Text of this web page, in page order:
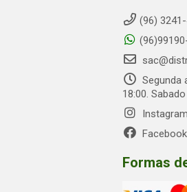
(96)
Segunda
18:00.
Instagram
Facebook
Formas